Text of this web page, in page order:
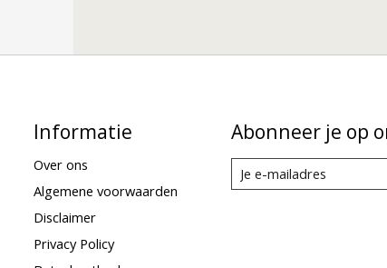
Informatie
Over ons
Algemene voorwaarden
Disclaimer
Privacy Policy
Abonneer je op